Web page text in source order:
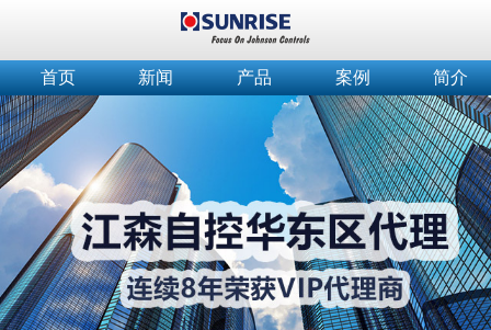
首页 新闻 产品 案例 简介